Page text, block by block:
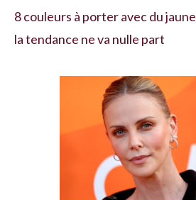
8 couleurs à porter avec du
la tendance ne va nulle part